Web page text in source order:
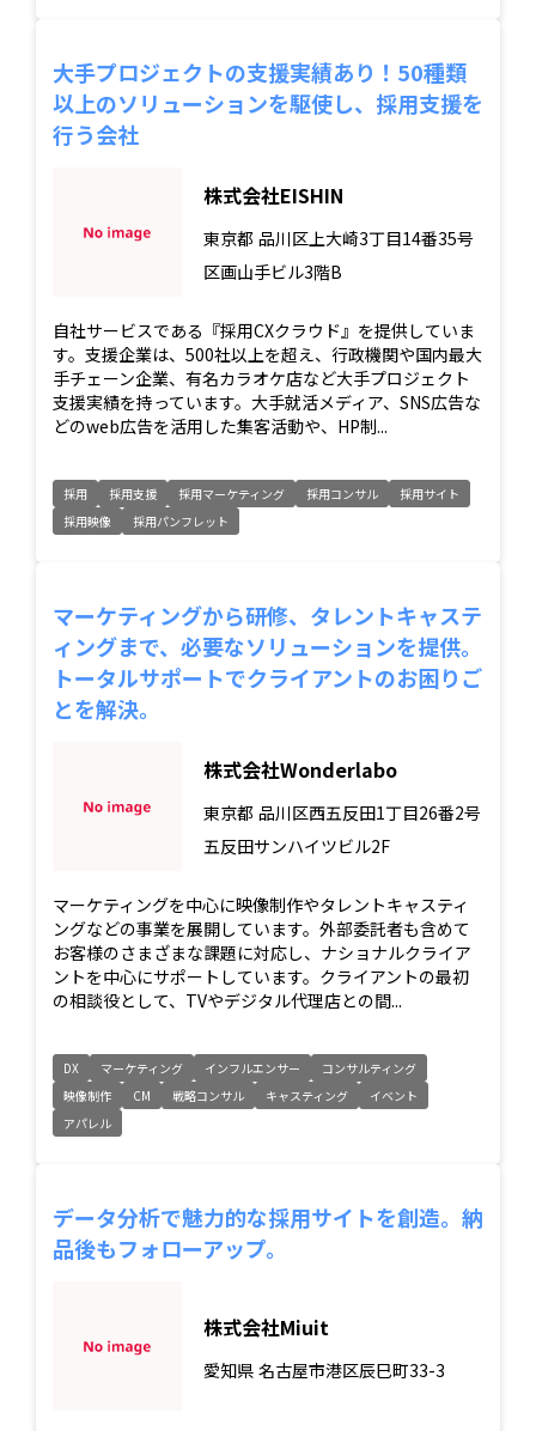
大手プロジェクトの支援実績あり！50種類
以上のソリューションを駆使し、採用支援を
行う会社
株式会社EISHIN
東京都 品川区上大崎3丁目14番35号
区画山手ビル3階B
自社サービスである『採用CXクラウド』を提供していま
す。支援企業は、500社以上を超え、行政機関や国内最大
手チェーン企業、有名カラオケ店など大手プロジェクト
支援実績を持っています。大手就活メディア、SNS広告な
どのweb広告を活用した集客活動や、HP制...
採用 採用支援 採用マーケティング 採用コンサル
採用サイト
採用映像
採用パンフレット
マーケティングから研修、タレントキャステ
ィングまで、必要なソリューションを提供。
トータルサポートでクライアントのお困りご
とを解決。
株式会社Wonderlabo
東京都 品川区西五反田1丁目26番2号
五反田サンハイツビル2F
マーケティングを中心に映像制作やタレントキャスティ
ングなどの事業を展開しています。外部委託者も含めて
お客様のさまざまな課題に対応し、ナショナルクライア
ントを中心にサポートしています。クライアントの最初
の相談役として、TVやデジタル代理店との間...
DX マーケティング インフルエンサー
コンサルティング
映像制作
CM 戦略コンサル キャスティング
イベント
アパレル
データ分析で魅力的な採用サイトを創造。納
品後もフォローアップ。
株式会社Miuit
愛知県 名古屋市港区辰巳町33-3